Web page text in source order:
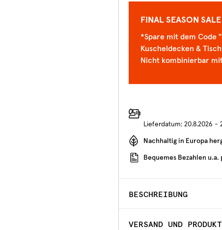
FINAL SEASON SALE
*Spare mit dem Code
Kuscheldecken &
Nicht kombinierbar
Lieferdatum: 20.8.2026 -
Nachhaltig in Europa
Bequemes Bezahlen u.a.
BESCHREIBUNG
VERSAND UND